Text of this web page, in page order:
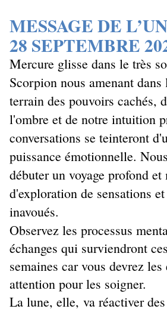
MESSAGE DE
28 SEPTEMBRE
Mercure glisse dans le très
Scorpion nous amenant dans
terrain des pouvoirs cachés,
l'ombre et de notre intuition
conversations se teinteront
puissance émotionnelle.
débuter un voyage profond et
d'exploration de sensations
inavoués.
Observez les processus
échanges qui surviendront
semaines car vous devrez les
attention pour les soigner.
La lune, elle, va réactiver